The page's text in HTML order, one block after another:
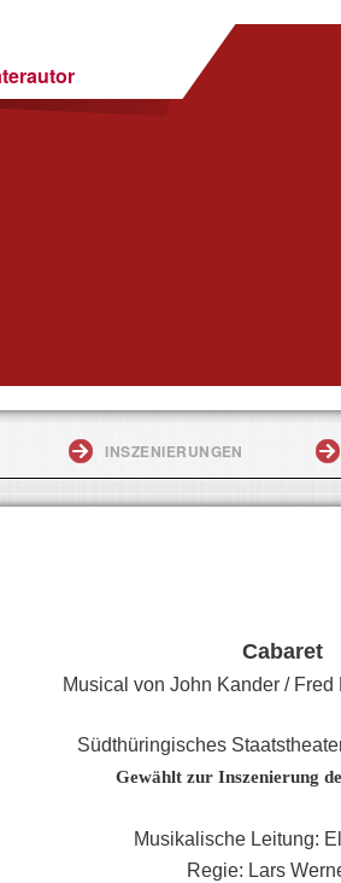
INSZENIERUNGEN
Cabaret
Musical von John Kander / Fred
Südthüringisches
Gewählt zur Inszenierung
Musikalische Leitung:
Regie: Lars